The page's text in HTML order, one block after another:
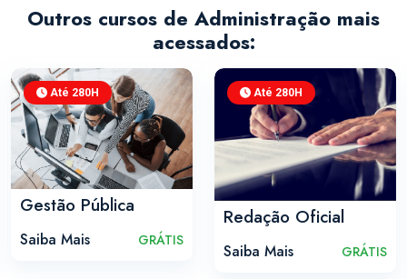
Outros cursos de Administração mais
acessados:
Até 280H
Gestão Pública
Saiba Mais GRÁTIS
Até 280H
Redação Oficial
Saiba Mais GRÁTIS